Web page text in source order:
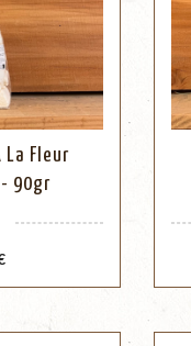
La Fleur
90gr